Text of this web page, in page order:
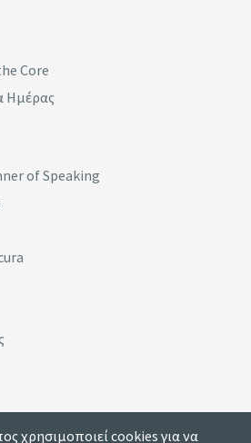
Core
Ημέρας
of Speaking
χρησιμοποιεί cookies για να